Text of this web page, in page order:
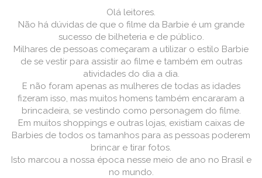
Olá leitores.
Não há dúvidas de que o filme da Barbie é um grande
sucesso de bilheteria e de público.
Milhares de pessoas começaram a utilizar o estilo Barbie
de se vestir para assistir ao filme e também em outras
atividades do dia a dia.
E não foram apenas as mulheres de todas as idades
fizeram isso, mas muitos homens também encararam a
brincadeira, se vestindo como personagem do filme.
Em muitos shoppings e outras lojas, existiam caixas de
Barbies de todos os tamanhos para as pessoas poderem
brincar e tirar fotos.
Isto marcou a nossa época nesse meio de ano no Brasil e
no mundo.